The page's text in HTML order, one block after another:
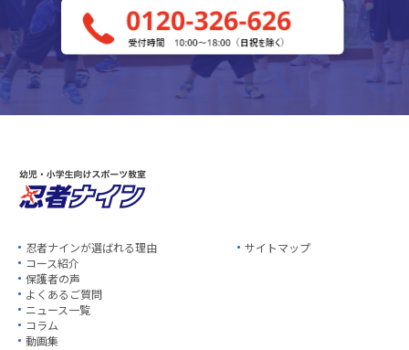
忍者ナインが選ばれる理由
コース紹介
保護者の声
よくあるご質問
ニュース一覧
コラム
動画集
サイトマップ